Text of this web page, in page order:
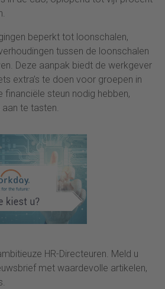
beperkt tot loonschalen,
tussen de loonschalen
Deze aanpak biedt de werkgever
extra’s te doen voor groepen in
financiële steun nodig hebben,
te tasten.
HR-Directeuren. Meld u
met waardevolle artikelen,